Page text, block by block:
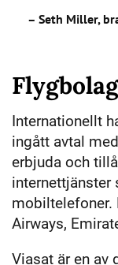
– Seth Miller,
Internationellt
ingått avtal
erbjuda och
mobiltelefoner.
Airways,
Viasat är en av